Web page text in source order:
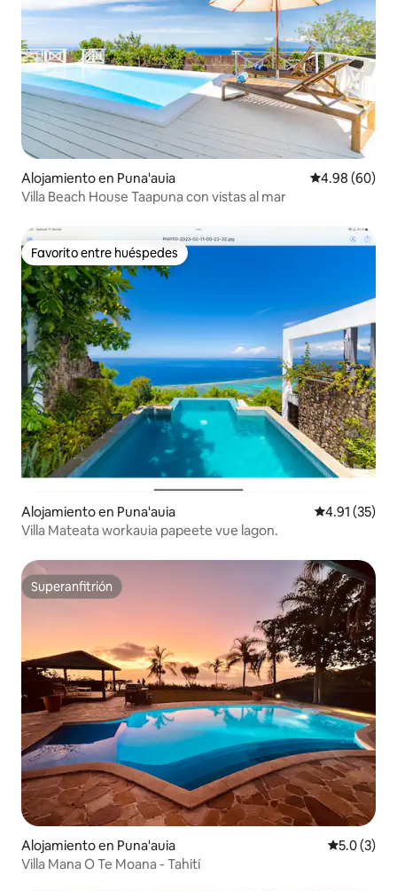
Alojamiento en Puna'auia Calificación
4.98 (60)
Villa Beach House Taapuna con vistas al mar
Favorito entre huéspedes
Favorito entre huéspedes
Alojamiento en Puna'auia Calificación
4.91 (35)
Villa Mateata workauia papeete vue lagon.
Superanfitrión
Superanfitrión
Alojamiento en Puna'auia
5.0 (3)
Villa Mana O Te Moana - Tahití